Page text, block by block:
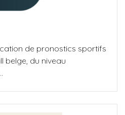
de pronostics sportifs
belge, du niveau